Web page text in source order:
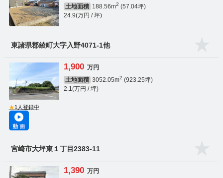
土地面積 188.56m2 (57.04坪)
24.9(万円 / 坪)
東諸県郡綾町大字入野4071-1他
1,900 万円
土地面積 3052.05m2 (923.25坪)
2.1(万円 / 坪)
★1人登録中
宮崎市大坪東１丁目2383-11
1,390 万円